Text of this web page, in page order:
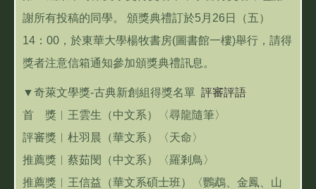
謝所有投稿的同學。 頒獎典禮訂於5月26日（五）
14：00，於東華大學楊牧書房(圖書館一樓)舉行，請得
獎者注意信箱通知參加頒獎典禮訊息。
▼奇萊文學獎-古典新創組得獎名單 評審評語
首 獎︱王雲生（中文系）〈尋龍隨筆〉
評審獎︱杜羽晨（華文系）〈天命〉
推薦獎︱蔡茹閔（中文系）〈羅剎鳥〉
推薦獎︱王信益（華文系碩士班）〈鸚鵡、金鳳、山